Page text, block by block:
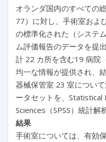
オランダ国内のすべての
77）に対し、手術室およ
の標準化された（システ
ム評価報告のデータを提
計 22 カ所を含む19 病院
均一な情報が提供され、
器械保管室 23 室につい
ータセットを、Statistical
Sciences（SPSS）統計解
結果
手術室については、有効